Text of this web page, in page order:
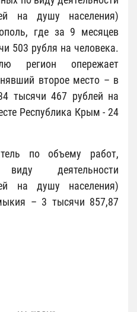
на душу населения)
где за 9 месяцев
503 рубля на человека.
регион опережает
второе место – в
тысячи 467 рублей на
Республика Крым - 24
по объему работ,
деятельности
на душу населения)
– 3 тысячи 857,87